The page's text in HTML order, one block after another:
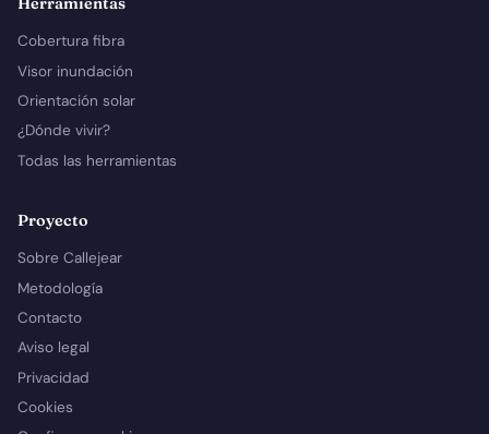
Cobertura fibra
Visor inundación
Orientación solar
¿Dónde vivir?
Todas las herramientas
Proyecto
Sobre Callejear
Metodología
Contacto
Aviso legal
Privacidad
Cookies